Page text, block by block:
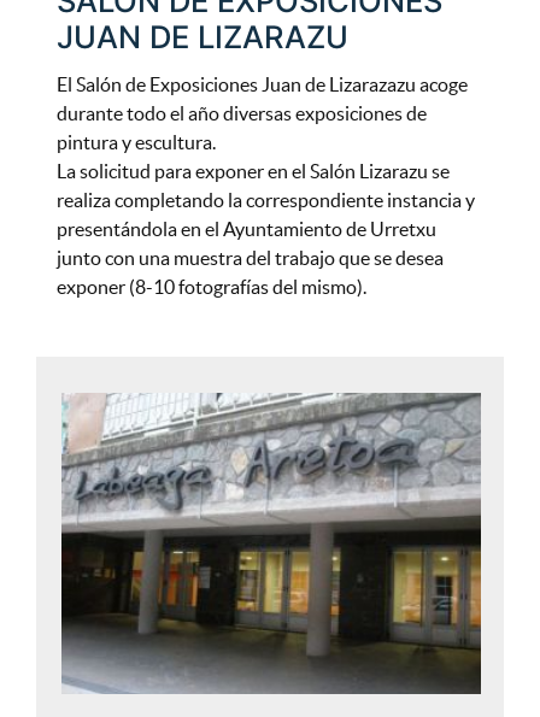
JUAN DE LIZARAZU
El Salón de Exposiciones Juan de Lizarazazu acoge
durante todo el año diversas exposiciones de
pintura y escultura.
La solicitud para exponer en el Salón Lizarazu se
realiza completando la correspondiente instancia y
presentándola en el Ayuntamiento de Urretxu
junto con una muestra del trabajo que se desea
exponer (8-10 fotografías del mismo).